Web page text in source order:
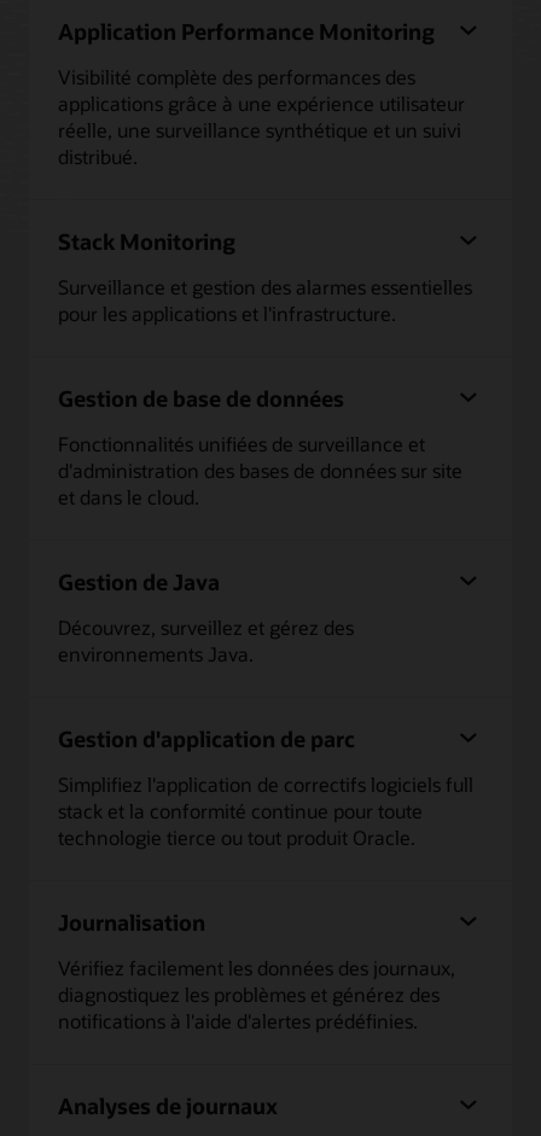
Application Performance Monitoring
Visibilité complète des performances des
applications grâce à une expérience utilisateur
réelle, une surveillance synthétique et un suivi
distribué.
Stack Monitoring
Surveillance et gestion des alarmes essentielles
pour les applications et l'infrastructure.
Gestion de base de données
Fonctionnalités unifiées de surveillance et
d'administration des bases de données sur site
et dans le cloud.
Gestion de Java
Découvrez, surveillez et gérez des
environnements Java.
Gestion d'application de parc
Simplifiez l'application de correctifs logiciels full
stack et la conformité continue pour toute
technologie tierce ou tout produit Oracle.
Journalisation
Vérifiez facilement les données des journaux,
diagnostiquez les problèmes et générez des
notifications à l'aide d'alertes prédéfinies.
Analyses de journaux